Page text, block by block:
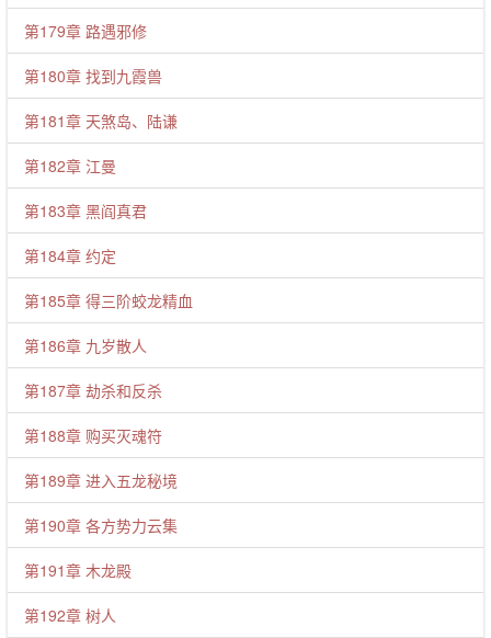
第179章 路遇邪修
第180章 找到九霞兽
第181章 天煞岛、陆谦
第182章 江曼
第183章 黑阎真君
第184章 约定
第185章 得三阶蛟龙精血
第186章 九岁散人
第187章 劫杀和反杀
第188章 购买灭魂符
第189章 进入五龙秘境
第190章 各方势力云集
第191章 木龙殿
第192章 树人